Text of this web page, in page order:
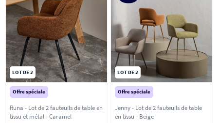
LOT DE 2
Offre spéciale
Runa - Lot de 2 fauteuils de table en
tissu et métal - Caramel
LOT DE 2
Offre spéciale
Jenny - Lot de 2 fauteuils de table
en tissu - Beige